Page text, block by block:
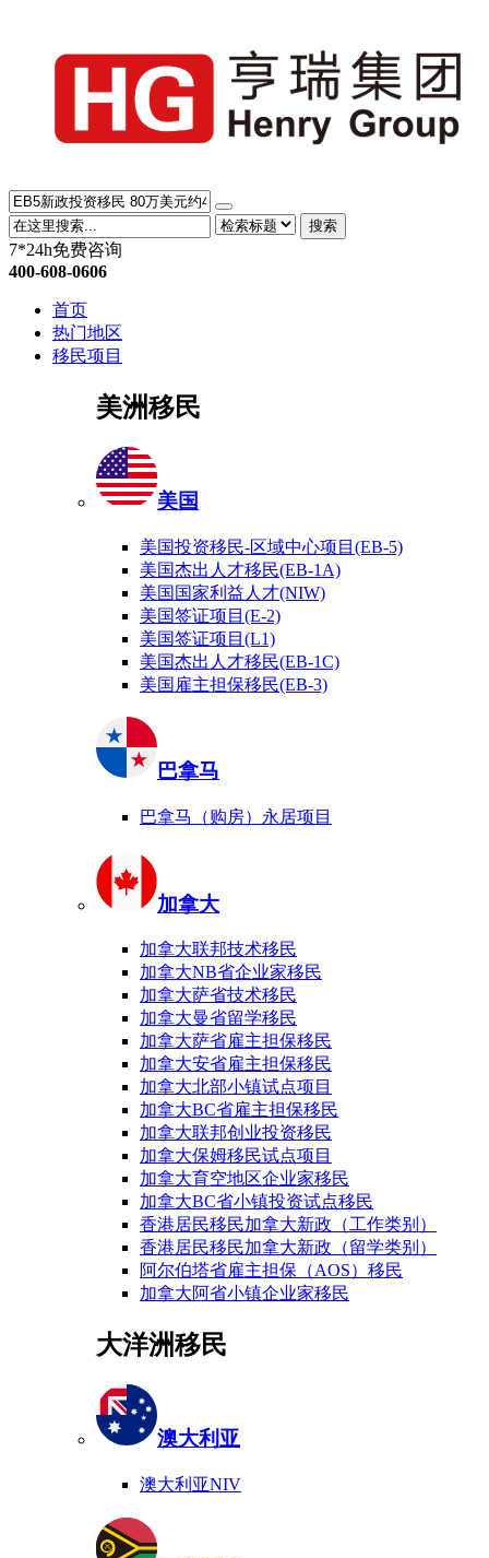
搜索
7*24h免费咨询
400-608-0606
首页
热门地区
移民项目
美洲移民
美国
美国投资移民-区域中心项目(EB-5)
美国杰出人才移民(EB-1A)
美国国家利益人才(NIW)
美国签证项目(E-2)
美国签证项目(L1)
美国杰出人才移民(EB-1C)
美国雇主担保移民(EB-3)
巴拿马
巴拿马（购房）永居项目
加拿大
加拿大联邦技术移民
加拿大NB省企业家移民
加拿大萨省技术移民
加拿大曼省留学移民
加拿大萨省雇主担保移民
加拿大安省雇主担保移民
加拿大北部小镇试点项目
加拿大BC省雇主担保移民
加拿大联邦创业投资移民
加拿大保姆移民试点项目
加拿大育空地区企业家移民
加拿大BC省小镇投资试点移民
香港居民移民加拿大新政（工作类别）
香港居民移民加拿大新政（留学类别）
阿尔伯塔省雇主担保（AOS）移民
加拿大阿省小镇企业家移民
大洋洲移民
澳大利亚
澳大利亚NIV